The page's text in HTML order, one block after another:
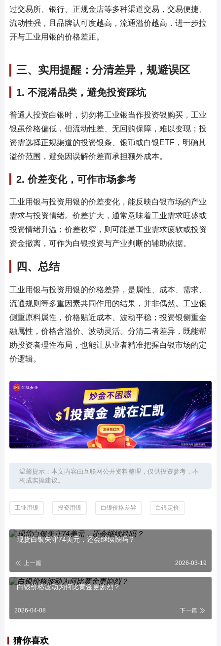
过交易所、银行、正规金店等多种渠道交易，交易便捷、
流动性强，且品牌认可度越高，流通溢价越高，进一步拉
开与工业用银的价格差距。
三、实用提醒：分清差异，规避误区
1. 不混淆品类，避免投资踩坑
普通人投资白银时，切勿将工业银当作投资银购买，工业
银虽价格偏低，但流动性差、无回购保障，难以变现；投
资需选择正规渠道的投资银条、银币或白银ETF，明确其
溢价范围，避免因误解价差而承担额外成本。
2. 价差变化，可作市场参考
工业用银与投资用银的价差变化，能反映白银市场的产业
需求与投资情绪。价差扩大，通常意味着工业需求旺盛或
投资情绪升温；价差收窄，则可能是工业需求疲软或投资
资金撤离，可作为白银投资与产业判断的辅助依据。
四、总结
工业用银与投资用银的价格差异，是属性、成本、需求、
流通规则等多重因素共同作用的结果，并非偶然。工业银
侧重原料属性，价格贴近成本、波动平稳；投资银侧重金
融属性，价格含溢价、波动灵活。分清二者差异，既能帮
助投资者理性布局，也能让从业者精准把握白银市场的定
价逻辑。
温馨提示：本文内容由互联网公开资料整理，仅供投资参考，不
构成实操建议。
工业用银 投资用银 白银价格差异 白银定价
现货白银失守74美元，还会继续跌吗？
上一篇 2026-03-19
白银价格波动为何比黄金更剧烈？
2026-04-08 下一篇
猜你喜欢